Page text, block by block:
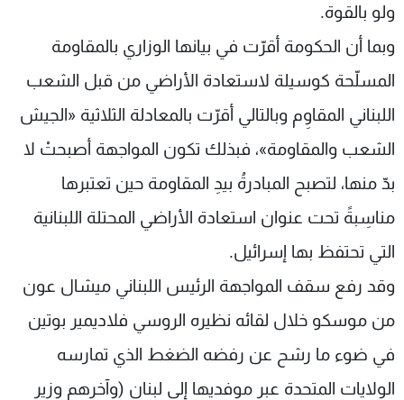
ولو بالقوة.
وبما أن الحكومة أقرّت في بيانها الوزاري بالمقاومة
المسلّحة كوسيلة لاستعادة الأراضي من قبل الشعب
اللبناني المقاوِم وبالتالي أقرّت بالمعادلة الثلاثية «الجيش
الشعب والمقاومة»، فبذلك تكون المواجهة أصبحتْ لا
بدّ منها، لتصبح المبادرةُ بيدِ المقاومة حين تعتبرها
مناسِبةً تحت عنوان استعادة الأراضي المحتلة اللبنانية
التي تحتفظ بها إسرائيل.
وقد رفع سقف المواجهة الرئيس اللبناني ميشال عون
من موسكو خلال لقائه نظيره الروسي فلاديمير بوتين
في ضوء ما رشح عن رفضه الضغط الذي تمارسه
الولايات المتحدة عبر موفديها إلى لبنان (وآخرهم وزير